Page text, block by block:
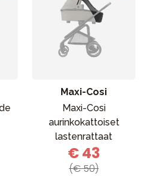
Maxi-Cosi
Maxi-Cosi
aurinkokattoiset
lastenrattaat
€ 43
(€ 50)
& vuodevaatteet